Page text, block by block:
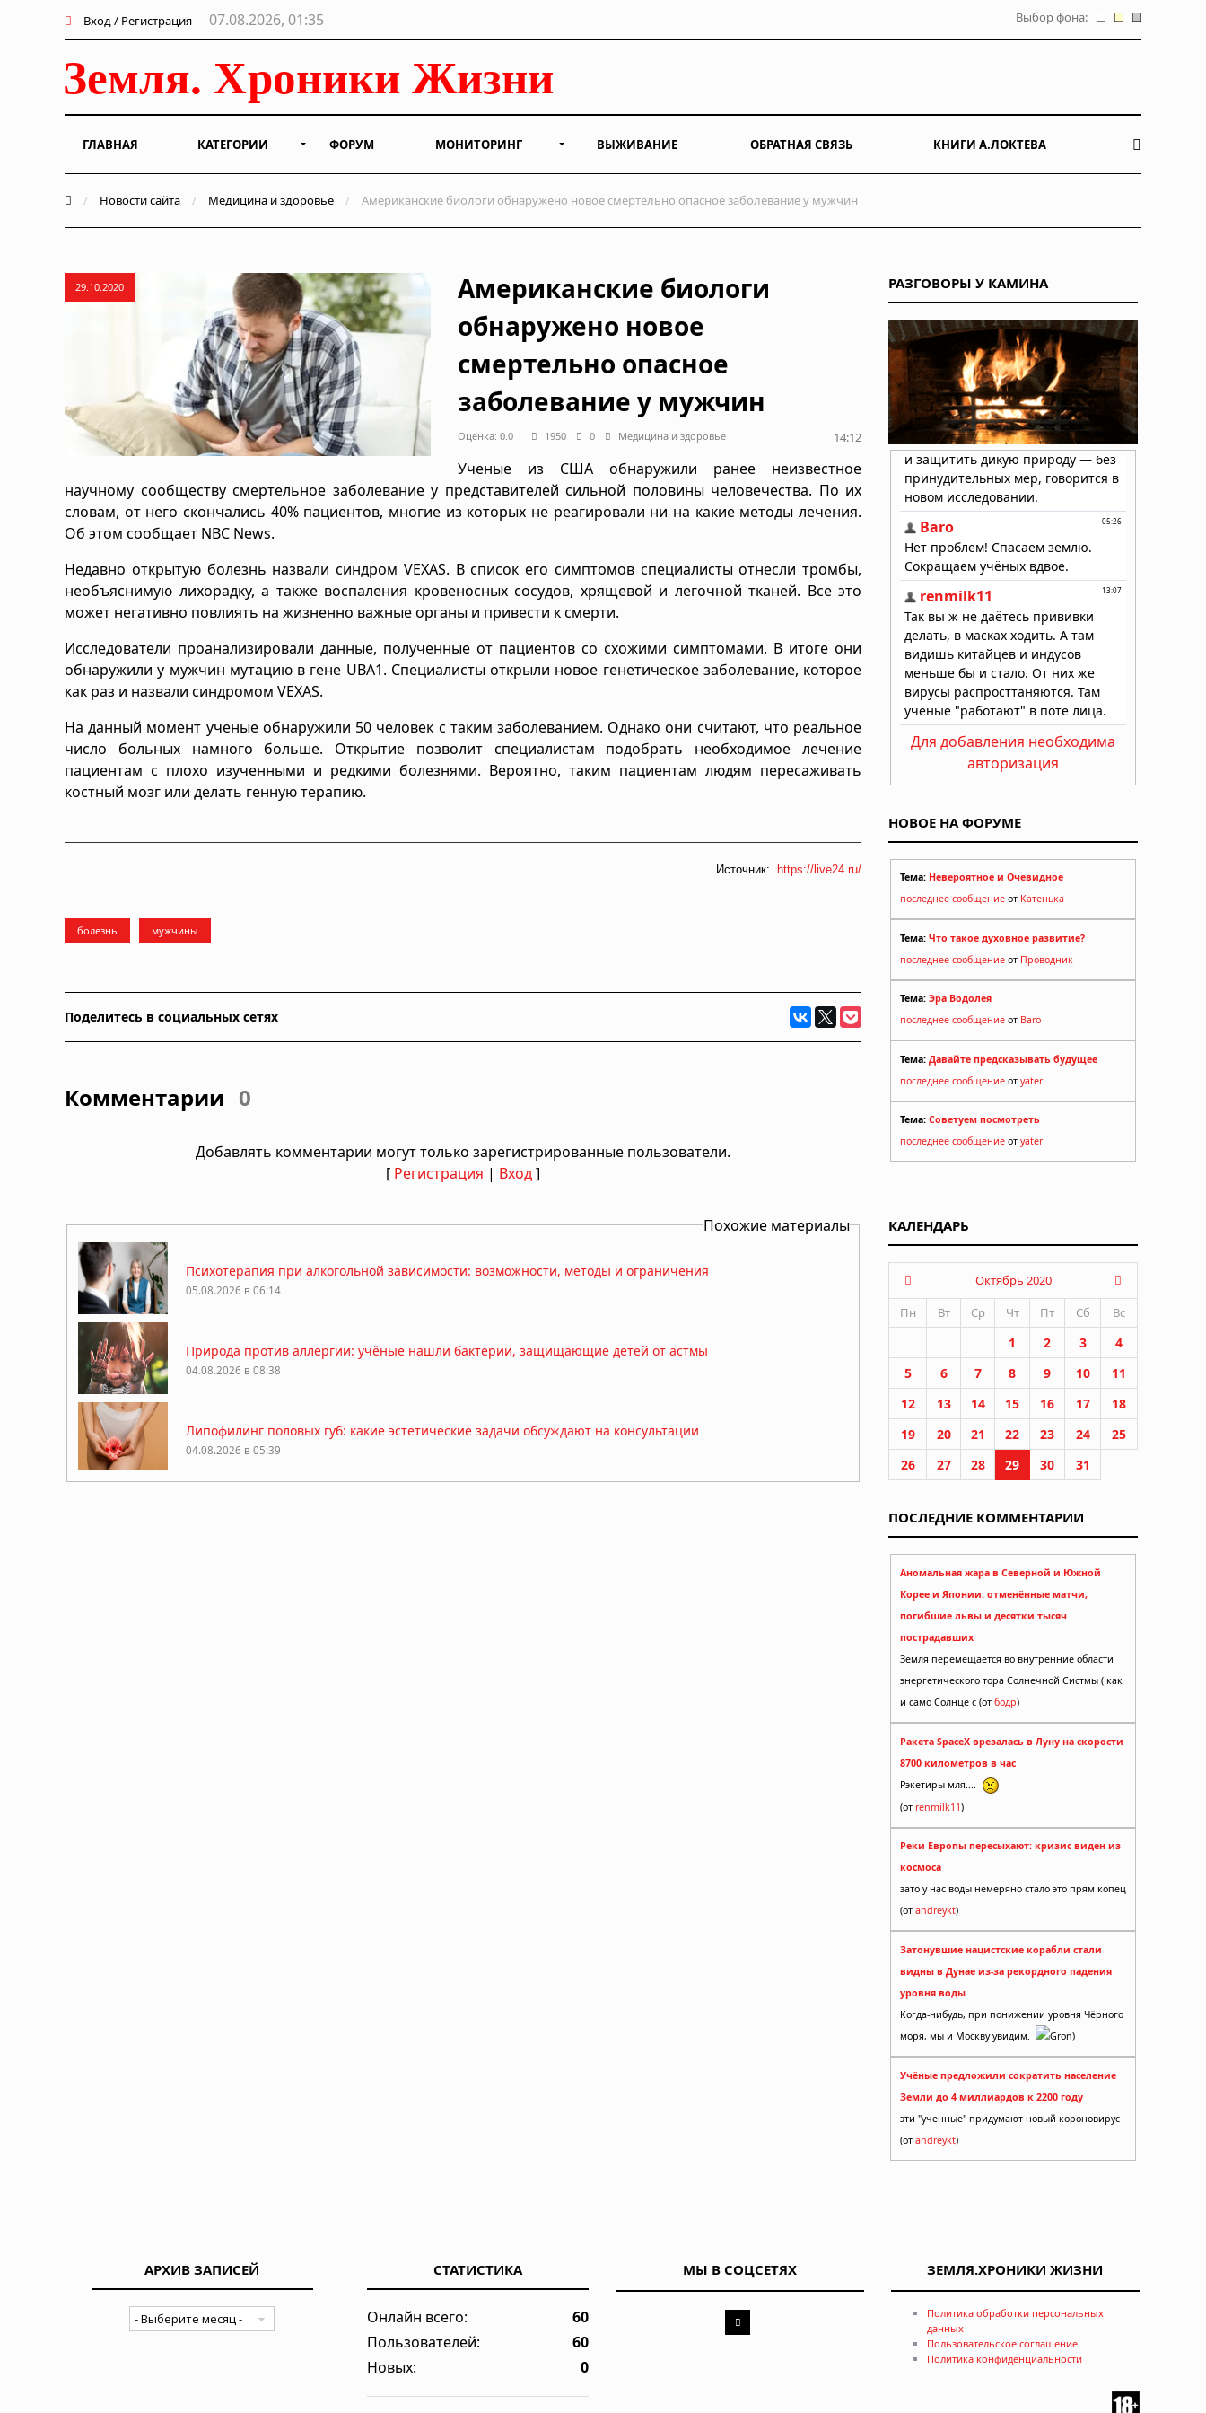
Вход / Регистрация 07.08.2026, 01:35 Выбор фона:
ГЛАВНАЯ КАТЕГОРИИ ФОРУМ МОНИТОРИНГ ВЫЖИВАНИЕ ОБРАТНАЯ СВЯЗЬ КНИГИ А.ЛОКТЕВА
/ Новости сайта / Медицина и здоровье / Американские биологи обнаружено новое смертельно опасное заболевание у мужчин
29.10.2020
Американские биологи
обнаружено новое
смертельно опасное
заболевание у мужчин
Оценка: 0.0 1950 0 Медицина и здоровье 14:12
Ученые из США обнаружили ранее неизвестное
научному сообществу смертельное заболевание у представителей сильной половины человечества. По их
словам, от него скончались 40% пациентов, многие из которых не реагировали ни на какие методы лечения.
Об этом сообщает NBC News.
Недавно открытую болезнь назвали синдром VEXAS. В список его симптомов специалисты отнесли тромбы,
необъяснимую лихорадку, а также воспаления кровеносных сосудов, хрящевой и легочной тканей. Все это
может негативно повлиять на жизненно важные органы и привести к смерти.
Исследователи проанализировали данные, полученные от пациентов со схожими симптомами. В итоге они
обнаружили у мужчин мутацию в гене UBA1. Специалисты открыли новое генетическое заболевание, которое
как раз и назвали синдромом VEXAS.
На данный момент ученые обнаружили 50 человек с таким заболеванием. Однако они считают, что реальное
число больных намного больше. Открытие позволит специалистам подобрать необходимое лечение
пациентам с плохо изученными и редкими болезнями. Вероятно, таким пациентам людям пересаживать
костный мозг или делать генную терапию.
Источник: https://live24.ru/
болезнь мужчины
Поделитесь в социальных сетях
Комментарии 0
Добавлять комментарии могут только зарегистрированные пользователи.
[ Регистрация | Вход]
Похожие материалы
Психотерапия при алкогольной зависимости: возможности, методы и ограничения
05.08.2026 в 06:14
Природа против аллергии: учёные нашли бактерии, защищающие детей от астмы
04.08.2026 в 08:38
Липофилинг половых губ: какие эстетические задачи обсуждают на консультации
04.08.2026 в 05:39
РАЗГОВОРЫ У КАМИНА
Для добавления необходима
авторизация
НОВОЕ НА ФОРУМЕ
Тема: Невероятное и Очевидное
последнее сообщение от Катенька
Тема: Что такое духовное развитие?
последнее сообщение от Проводник
Тема: Эра Водолея
последнее сообщение от Baro
Тема: Давайте предсказывать будущее
последнее сообщение от yater
Тема: Советуем посмотреть
последнее сообщение от yater
КАЛЕНДАРЬ
Октябрь 2020
Пн
Вт Ср Чт Пт Сб Вс
1 2 3
4
5
6 7 8 9 10
11
12
13 14 15 16 17
18
19
20 21 22 23 24
25
26
27 28 29 30 31
ПОСЛЕДНИЕ КОММЕНТАРИИ
Аномальная жара в Северной и Южной
Корее и Японии: отменённые матчи,
погибшие львы и десятки тысяч
пострадавших
Земля перемещается во внутренние области
энергетического тора Солнечной Систмы ( как
и само Солнце с (от бодр)
Ракета SpaceX врезалась в Луну на скорости
8700 километров в час
Рэкетиры мля....
(от renmilk11)
Реки Европы пересыхают: кризис виден из
космоса
зато у нас воды немеряно стало это прям копец
(от andreykt)
Затонувшие нацистские корабли стали
видны в Дунае из-за рекордного падения
уровня воды
Когда-нибудь, при понижении уровня Чёрного
моря, мы и Москву увидим.
Gron)
Учёные предложили сократить население
Земли до 4 миллиардов к 2200 году
эти "ученные" придумают новый короновирус
(от andreykt)
АРХИВ ЗАПИСЕЙ СТАТИСТИКА
Онлайн всего:
60
Пользователей:
60
Новых:
0
МЫ В СОЦСЕТЯХ ЗЕМЛЯ.ХРОНИКИ ЖИЗНИ
Политика обработки персональных
данных
Пользовательское соглашение
Политика конфиденциальности